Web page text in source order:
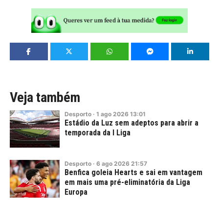
Veja também
Desporto · 1 ago 2026 13:01
Estádio da Luz sem adeptos para abrir a
temporada da I Liga
Desporto · 6 ago 2026 21:57
Benfica goleia Hearts e sai em vantagem
em mais uma pré-eliminatória da Liga
Europa